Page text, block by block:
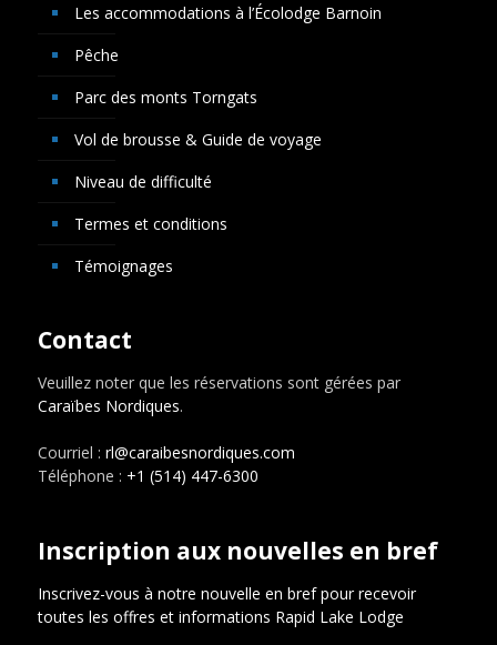
Les accommodations à l’Écolodge Barnoin
Pêche
Parc des monts Torngats
Vol de brousse & Guide de voyage
Niveau de difficulté
Termes et conditions
Témoignages
Contact
Veuillez noter que les réservations sont gérées par
Caraïbes Nordiques.
Courriel : rl@caraibesnordiques.com
Téléphone : +1 (514) 447-6300
Inscription aux nouvelles en bref
Inscrivez-vous à notre nouvelle en bref pour recevoir
toutes les offres et informations Rapid Lake Lodge